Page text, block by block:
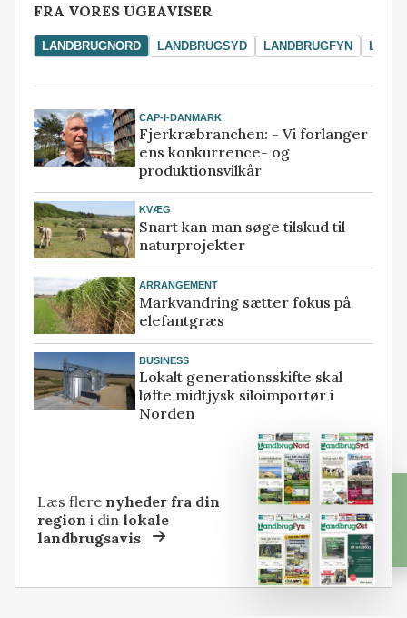
FRA VORES UGEAVISER
LANDBRUGNORD LANDBRUGSYD LANDBRUGFYN
CAP-I-DANMARK
Fjerkræbranchen: - Vi forlanger
ens konkurrence- og
produktionsvilkår
KVÆG
Snart kan man søge tilskud til
naturprojekter
ARRANGEMENT
Markvandring sætter fokus på
elefantgræs
BUSINESS
Lokalt generationsskifte skal
løfte midtjysk siloimportør i
Norden
Læs flere nyheder fra din
region i dinlokale
landbrugsavis